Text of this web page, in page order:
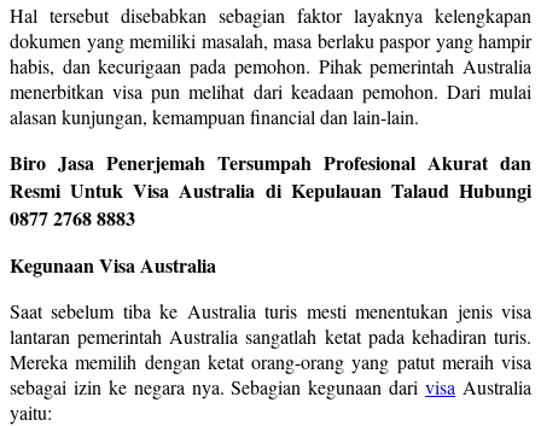
Hal tersebut disebabkan sebagian faktor layaknya kelengkapan
dokumen yang memiliki masalah, masa berlaku paspor yang hampir
habis, dan kecurigaan pada pemohon. Pihak pemerintah Australia
menerbitkan visa pun melihat dari keadaan pemohon. Dari mulai
alasan kunjungan, kemampuan financial dan lain-lain.
Biro Jasa Penerjemah Tersumpah Profesional Akurat dan
Resmi Untuk Visa Australia di Kepulauan Talaud Hubungi
0877 2768 8883
Kegunaan Visa Australia
Saat sebelum tiba ke Australia turis mesti menentukan jenis visa
lantaran pemerintah Australia sangatlah ketat pada kehadiran turis.
Mereka memilih dengan ketat orang-orang yang patut meraih visa
sebagai izin ke negara nya. Sebagian kegunaan darivisa Australia
yaitu: